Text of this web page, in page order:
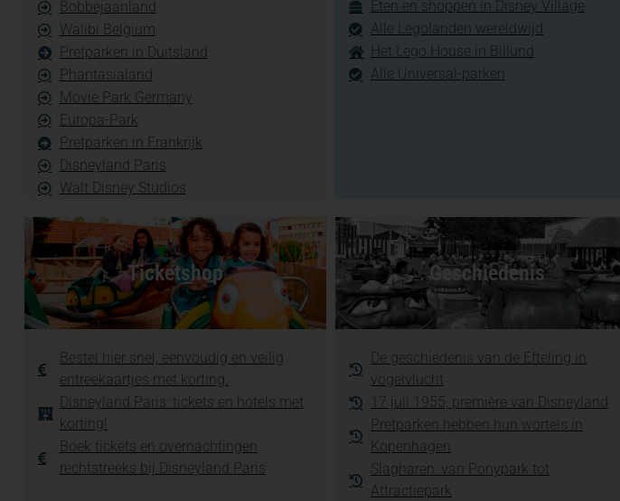
Bobbejaanland
Walibi Belgium
Pretparken in Duitsland
Phantasialand
Movie Park Germany
Europa-Park
Pretparken in Frankrijk
Disneyland Paris
Walt Disney Studios
Eten en shoppen in Disney Village
Alle Legolanden wereldwijd
Het Lego House in Billund
Alle Universal-parken
Ticketshop
Bestel hier snel, eenvoudig en veilig
entreekaartjes met korting.
Disneyland Paris: tickets en hotels met
korting!
Boek tickets en overnachtingen
rechtstreeks bij Disneyland Paris
Geschiedenis
De geschiedenis van de Efteling in
vogelvlucht
17 juli 1955, première van Disneyland
Pretparken hebben hun wortels in
Kopenhagen
Slagharen: van Ponypark tot
Attractiepark